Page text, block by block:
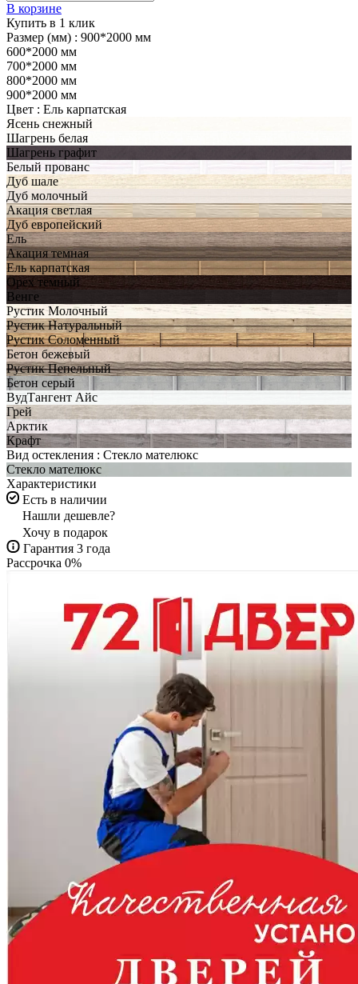
В корзине
Купить в 1 клик
Размер (мм) : 900*2000 мм
600*2000 мм
700*2000 мм
800*2000 мм
900*2000 мм
Цвет : Ель карпатская
Ясень снежный
Шагрень белая
Шагрень графит
Белый прованс
Дуб шале
Дуб молочный
Акация светлая
Дуб европейский
Ель
Акация темная
Ель карпатская
Орех темный
Венге
Рустик Молочный
Рустик Натуральный
Рустик Соломенный
Бетон бежевый
Рустик Пепельный
Бетон серый
ВудТангент Айс
Грей
Арктик
Крафт
Вид остекления : Стекло мателюкс
Стекло мателюкс
Характеристики
Есть в наличии
Нашли дешевле?
Хочу в подарок
Гарантия 3 года
Рассрочка 0%